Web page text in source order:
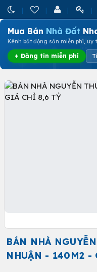
Mua Bán Nhà Đất
Kênh bất động sản miễn phí, uy
+ Đăng tin miễn phí
BÁN NHÀ
NHUẬN - 140M2 -